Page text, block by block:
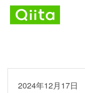
2024年12月17日